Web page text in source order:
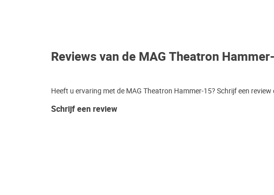
Reviews van de MAG Theatron
Heeft u ervaring met de MAG Theatron Hammer-15? Schrijf een
Schrijf een review